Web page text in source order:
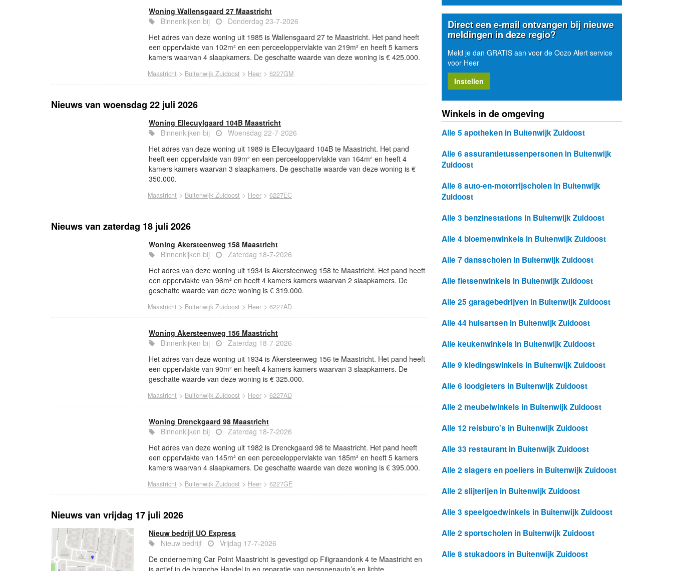
Woning Wallensgaard 27 Maastricht
Binnenkijken bij
Donderdag 23-7-2026
Het adres van deze woning uit 1985 is Wallensgaard 27 te Maastricht. Het pand heeft
een oppervlakte van 102m² en een perceeloppervlakte van 219m² en heeft 5 kamers
kamers waarvan 4 slaapkamers. De geschatte waarde van deze woning is € 425.000.
Maastricht > Buitenwijk Zuidoost > Heer > 6227GM
Nieuws van woensdag 22 juli 2026
Woning Ellecuylgaard 104B Maastricht
Binnenkijken bij
Woensdag 22-7-2026
Het adres van deze woning uit 1989 is Ellecuylgaard 104B te Maastricht. Het pand
heeft een oppervlakte van 89m² en een perceeloppervlakte van 164m² en heeft 4
kamers kamers waarvan 3 slaapkamers. De geschatte waarde van deze woning is €
350.000.
Maastricht > Buitenwijk Zuidoost > Heer > 6227EC
Nieuws van zaterdag 18 juli 2026
Woning Akersteenweg 158 Maastricht
Binnenkijken bij
Zaterdag 18-7-2026
Het adres van deze woning uit 1934 is Akersteenweg 158 te Maastricht. Het pand heeft
een oppervlakte van 96m² en heeft 4 kamers kamers waarvan 2 slaapkamers. De
geschatte waarde van deze woning is € 319.000.
Maastricht > Buitenwijk Zuidoost > Heer > 6227AD
Woning Akersteenweg 156 Maastricht
Binnenkijken bij
Zaterdag 18-7-2026
Het adres van deze woning uit 1934 is Akersteenweg 156 te Maastricht. Het pand heeft
een oppervlakte van 90m² en heeft 4 kamers kamers waarvan 3 slaapkamers. De
geschatte waarde van deze woning is € 325.000.
Maastricht > Buitenwijk Zuidoost > Heer > 6227AD
Woning Drenckgaard 98 Maastricht
Binnenkijken bij
Zaterdag 18-7-2026
Het adres van deze woning uit 1982 is Drenckgaard 98 te Maastricht. Het pand heeft
een oppervlakte van 145m² en een perceeloppervlakte van 185m² en heeft 5 kamers
kamers waarvan 4 slaapkamers. De geschatte waarde van deze woning is € 395.000.
Maastricht > Buitenwijk Zuidoost > Heer > 6227GE
Nieuws van vrijdag 17 juli 2026
Nieuw bedrijf UO Express
Nieuw bedrijf
Vrijdag 17-7-2026
De onderneming Car Point Maastricht is gevestigd op Filigraandonk 4 te Maastricht en
is actief in de branche Handel in en reparatie van personenauto’s en lichte
Direct een e-mail ontvangen bij nieuwe
meldingen in deze regio?
Meld je dan GRATIS aan voor de Oozo Alert service
voor Heer
Instellen
Winkels in de omgeving
Alle 5 apotheken in Buitenwijk Zuidoost
Alle 6 assurantietussenpersonen in Buitenwijk
Zuidoost
Alle 8 auto-en-motorrijscholen in Buitenwijk
Zuidoost
Alle 3 benzinestations in Buitenwijk Zuidoost
Alle 4 bloemenwinkels in Buitenwijk Zuidoost
Alle 7 dansscholen in Buitenwijk Zuidoost
Alle fietsenwinkels in Buitenwijk Zuidoost
Alle 25 garagebedrijven in Buitenwijk Zuidoost
Alle 44 huisartsen in Buitenwijk Zuidoost
Alle keukenwinkels in Buitenwijk Zuidoost
Alle 9 kledingswinkels in Buitenwijk Zuidoost
Alle 6 loodgieters in Buitenwijk Zuidoost
Alle 2 meubelwinkels in Buitenwijk Zuidoost
Alle 12 reisburo's in Buitenwijk Zuidoost
Alle 33 restaurant in Buitenwijk Zuidoost
Alle 2 slagers en poeliers in Buitenwijk Zuidoost
Alle 2 slijterijen in Buitenwijk Zuidoost
Alle 3 speelgoedwinkels in Buitenwijk Zuidoost
Alle 2 sportscholen in Buitenwijk Zuidoost
Alle 8 stukadoors in Buitenwijk Zuidoost